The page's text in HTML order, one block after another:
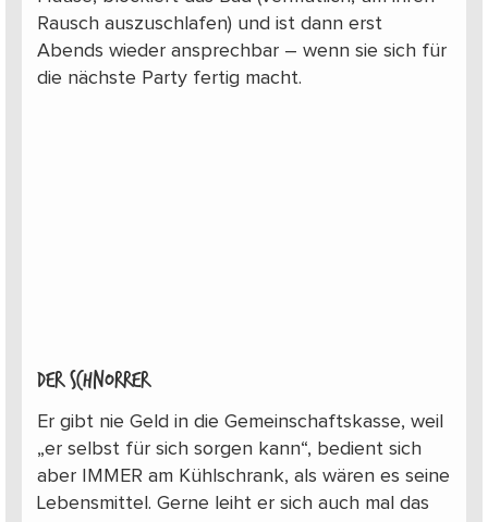
Rausch auszuschlafen) und ist dann erst
Abends wieder ansprechbar – wenn sie sich für
die nächste Party fertig macht.
Der Schnorrer
Er gibt nie Geld in die Gemeinschaftskasse, weil
„er selbst für sich sorgen kann“, bedient sich
aber IMMER am Kühlschrank, als wären es seine
Lebensmittel. Gerne leiht er sich auch mal das